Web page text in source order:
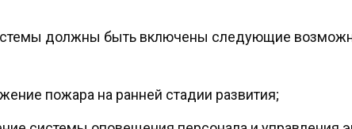
должны быть включены следующие
пожара на ранней стадии развития;